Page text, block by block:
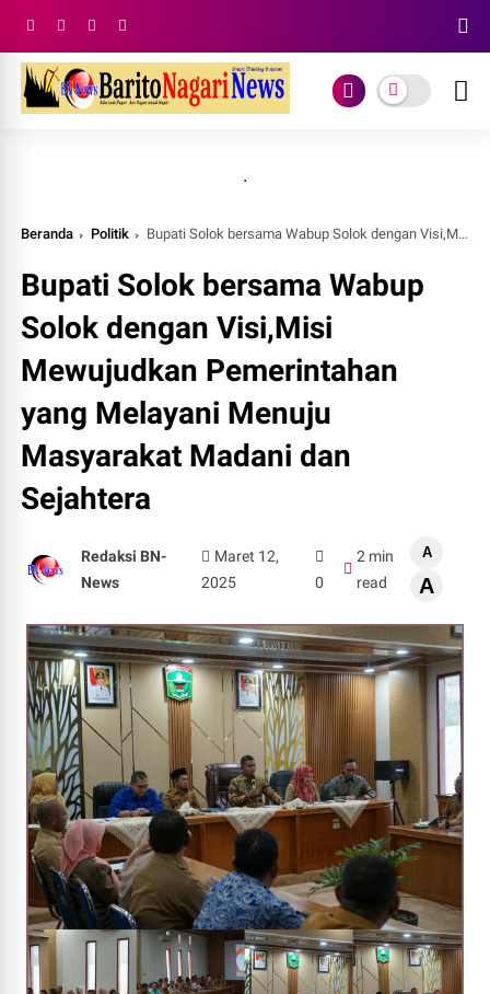
.
Beranda Politik Bupati Solok bersama Wabup Solok dengan Visi,Misi Mewujudkan Pemerintahan yang Melayani Menuju Masyarakat Madani dan Sejahtera
Bupati Solok bersama Wabup
Solok dengan Visi,Misi
Mewujudkan Pemerintahan
yang Melayani Menuju
Masyarakat Madani dan
Sejahtera
Redaksi BN-
News
Maret 12,
2025
0
2 min
read
A
A